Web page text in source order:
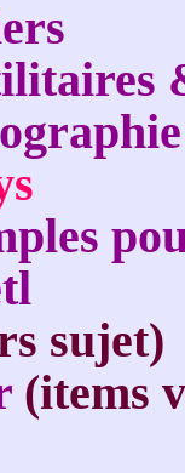
sujet)
(items